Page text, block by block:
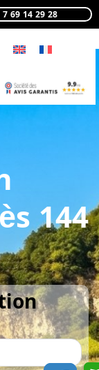
7 69 14 29 28
144